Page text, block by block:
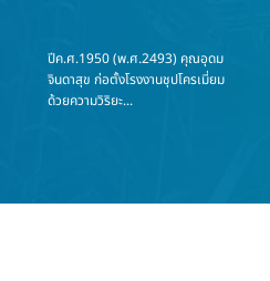
ปีค.ศ.1950 (พ.ศ.2493) คุณอุดม
จินดาสุข ก่อตั้งโรงงานชุปโครเมี่ยม
ด้วยความวิริยะ...